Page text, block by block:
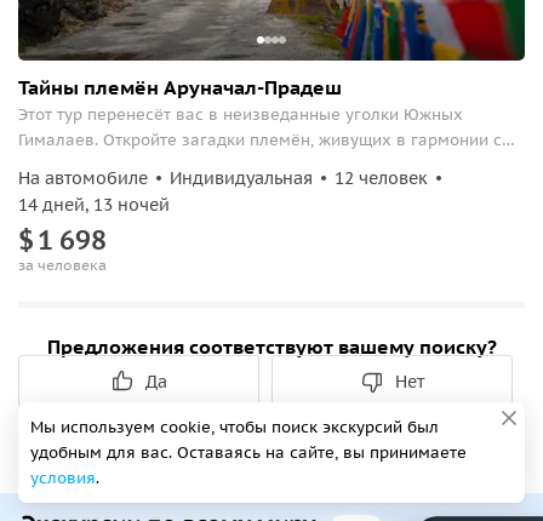
Тайны племён Аруначал-Прадеш
Этот тур перенесёт вас в неизведанные уголки Южных
Гималаев. Откройте загадки племён, живущих в гармонии с
На автомобиле Индивидуальная
12 человек
14 дней, 13 ночей
$1 698
за человека
Предложения соответствуют вашему поиску?
Да Нет
Мы используем cookie, чтобы поиск экскурсий был
удобным для вас. Оставаясь на сайте, вы принимаете
условия.